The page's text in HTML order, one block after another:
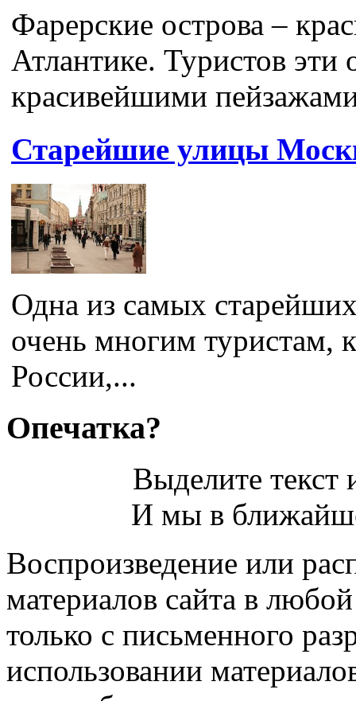
Фарерские острова –
Атлантике. Туристов эти
красивейшими
Старейшие улицы
Одна из самых
очень многим туристам,
России,...
Опечатка?
Выделите
И мы в
Воспроизведение или
материалов сайта в
только с письменного
использовании